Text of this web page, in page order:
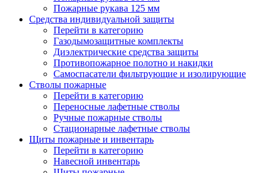
Пожарные рукава 125 мм
Средства индивидуальной защиты
Перейти в категорию
Газодымозащитные комплекты
Диэлектрические средства защиты
Противопожарное полотно и накидки
Самоспасатели фильтрующие и изолирующие
Стволы пожарные
Перейти в категорию
Переносные лафетные стволы
Ручные пожарные стволы
Стационарные лафетные стволы
Щиты пожарные и инвентарь
Перейти в категорию
Навесной инвентарь